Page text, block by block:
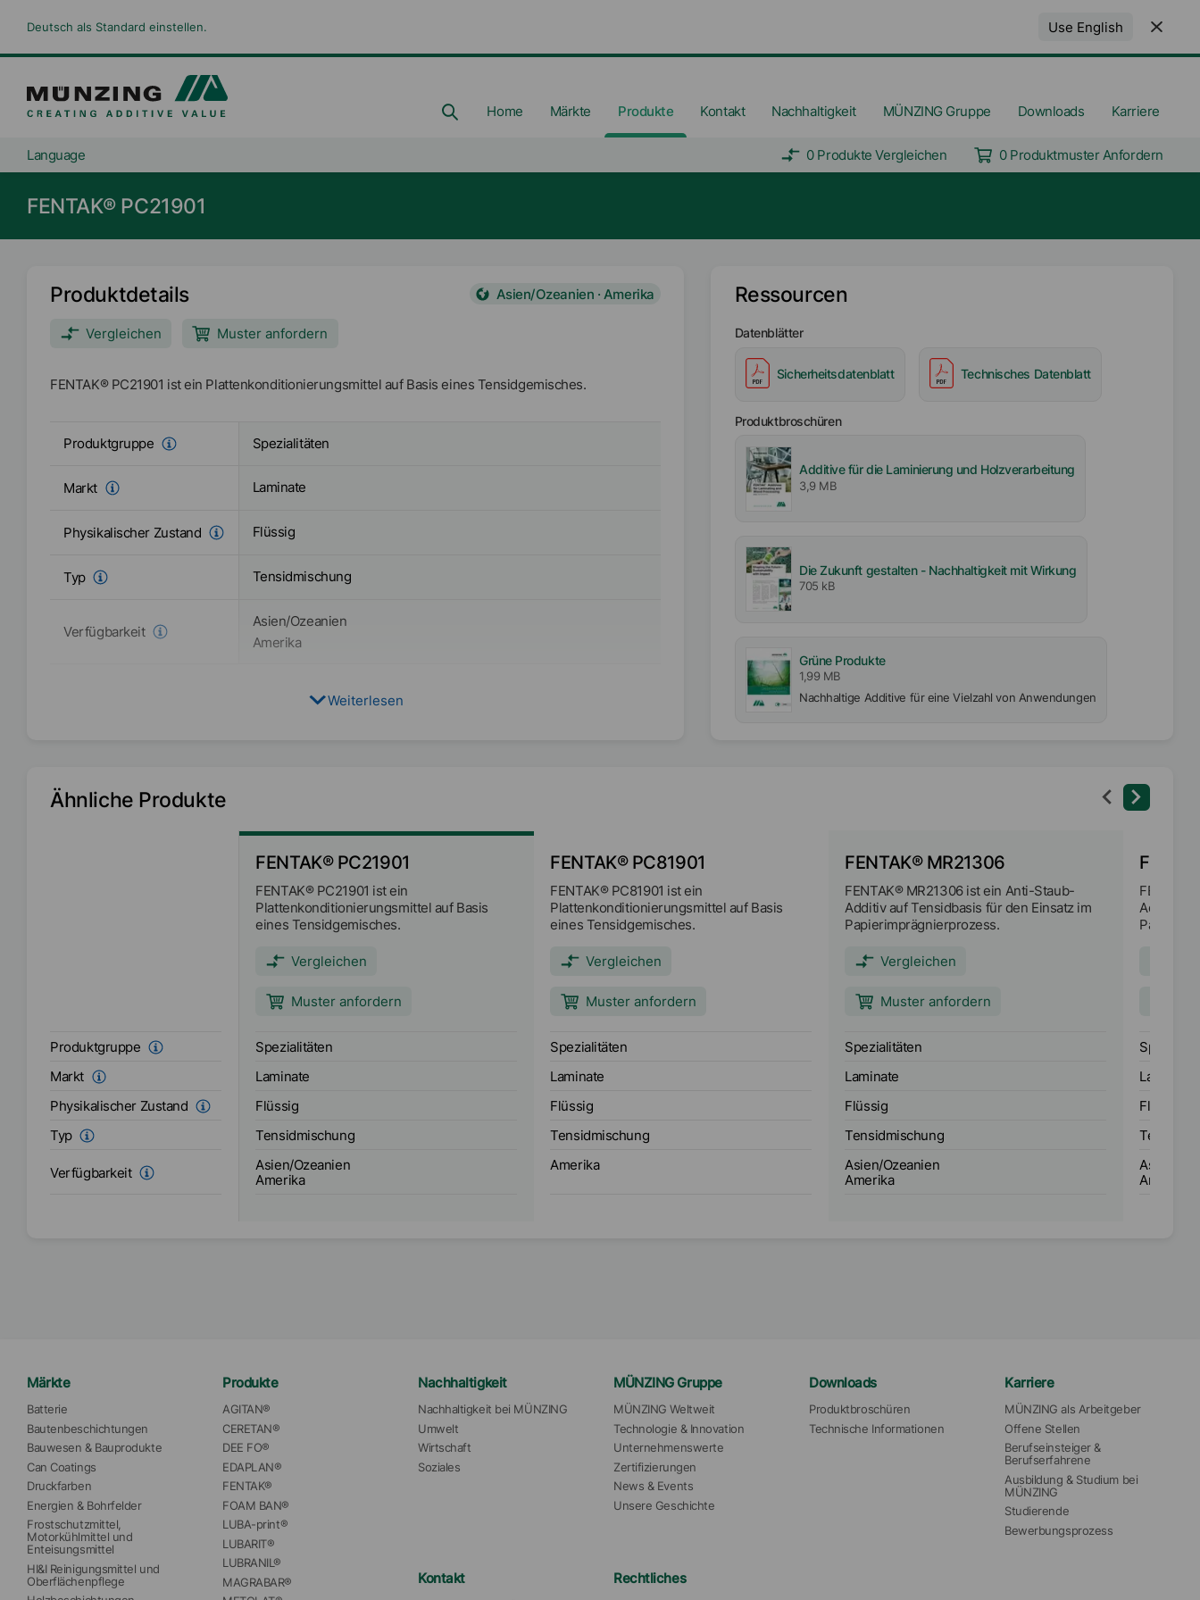
Deutsch als Standard einstellen. Use English
Home Märkte Produkte Kontakt Nachhaltigkeit MÜNZING Gruppe Downloads Karriere
Language 0 Produkte Vergleichen 0 Produktmuster Anfordern
FENTAK® PC21901
Asien/Ozeanien · Amerika
Produktdetails
Vergleichen Muster anfordern
FENTAK® PC21901 ist ein Plattenkonditionierungsmittel auf Basis eines Tensidgemisches.
Produktgruppe Spezialitäten
Markt Laminate
Physikalischer Zustand Flüssig
Typ Tensidmischung
Verfügbarkeit
Asien/Ozeanien
Amerika
Weiterlesen
Ressourcen
Datenblätter
Sicherheitsdatenblatt Technisches Datenblatt
Produktbroschüren
Additive für die Laminierung und Holzverarbeitung
3,9 MB
Die Zukunft gestalten - Nachhaltigkeit mit Wirkung
705 kB
Grüne Produkte
1,99 MB
Nachhaltige Additive für eine Vielzahl von Anwendungen
Ähnliche Produkte
Produktgruppe
Markt
Physikalischer Zustand
Typ
Verfügbarkeit
FENTAK® PC21901
FENTAK® PC21901 ist ein
Plattenkonditionierungsmittel auf Basis
eines Tensidgemisches.
Vergleichen
Muster anfordern
Spezialitäten
Laminate
Flüssig
Tensidmischung
Asien/Ozeanien
Amerika
FENTAK® PC81901
FENTAK® PC81901 ist ein
Plattenkonditionierungsmittel auf Basis
eines Tensidgemisches.
Vergleichen
Muster anfordern
Spezialitäten
Laminate
Flüssig
Tensidmischung
Amerika
FENTAK® MR21306
FENTAK® MR21306 ist ein Anti-Staub-
Additiv auf Tensidbasis für den Einsatz im
Papierimprägnierprozess.
Vergleichen
Muster anfordern
Spezialitäten
Laminate
Flüssig
Tensidmischung
Asien/Ozeanien
Amerika
Additiv
Laminate
Flüssig
Asien/
Amerika
Märkte
Batterie
Bautenbeschichtungen
Bauwesen & Bauprodukte
Can Coatings
Druckfarben
Energien & Bohrfelder
Frostschutzmittel,
Motorkühlmittel und
Enteisungsmittel
HI&I Reinigungsmittel und
Oberflächenpflege
Produkte
AGITAN®
CERETAN®
DEE FO®
EDAPLAN®
FENTAK®
FOAM BAN®
LUBA-print®
LUBARIT®
LUBRANIL®
MAGRABAR®
Nachhaltigkeit
Nachhaltigkeit bei MÜNZING
Umwelt
Wirtschaft
Soziales
MÜNZING Gruppe
MÜNZING Weltweit
Technologie & Innovation
Unternehmenswerte
Zertifizierungen
News & Events
Unsere Geschichte
Downloads
Produktbroschüren
Technische Informationen
Karriere
MÜNZING als Arbeitgeber
Offene Stellen
Berufseinsteiger &
Berufserfahrene
Ausbildung & Studium bei
MÜNZING
Studierende
Bewerbungsprozess
Kontakt Rechtliches